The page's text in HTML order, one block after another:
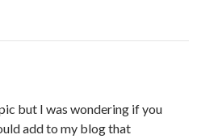
but I was wondering if you
add to my blog that